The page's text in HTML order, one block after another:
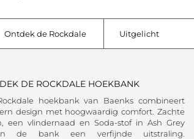
Ontdek de Rockdale Uitgelicht
DE ROCKDALE HOEKBANK
hoekbank van Baenks combineert
design met hoogwaardig comfort. Zachte
een vlindernaad en Soda-stof in Ash Grey
de bank een verfijnde uitstraling.